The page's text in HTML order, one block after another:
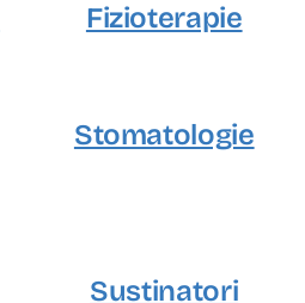
Fizioterapie
Stomatologie
Sustinatori